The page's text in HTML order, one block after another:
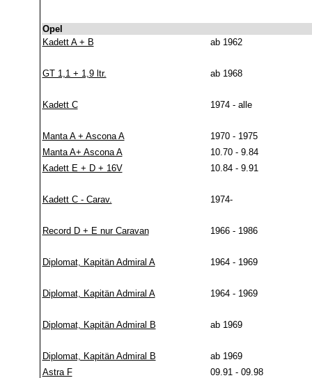
Opel
Kadett A + B
ab 1962
GT 1,1 + 1,9 ltr. ab 1968
Kadett C 1974 - alle
Manta A + Ascona A
1970 - 1975
Manta A+ Ascona A
10.70 - 9.84
Kadett E + D + 16V
10.84 - 9.91
Kadett C - Carav. 1974-
Record D + E nur Caravan 1966 - 1986
Diplomat, Kapitän Admiral A 1964 - 1969
Diplomat, Kapitän Admiral A 1964 - 1969
Diplomat, Kapitän Admiral B ab 1969
Diplomat, Kapitän Admiral B
ab 1969
Astra F
09.91 - 09.98